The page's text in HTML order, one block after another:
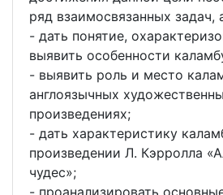
ряд взаимосвязанных задач,
- дать понятие,
выявить особенности
- выявить роль и место
англоязычных
произведениях;
- дать характеристику
произведении Л. Кэрролла
чудес»;